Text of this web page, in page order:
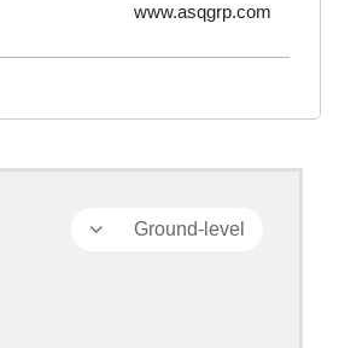
www.asqgrp.com